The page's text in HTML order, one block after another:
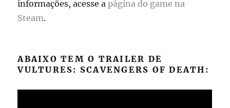
informações, acesse apágina do game na
Steam.
ABAIXO TEM O TRAILER DE
VULTURES: SCAVENGERS OF DEATH: